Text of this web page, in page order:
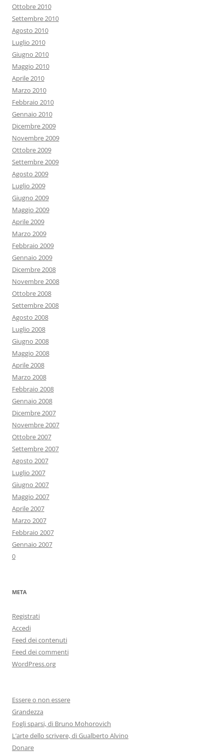
Ottobre 2010
Settembre 2010
Agosto 2010
Luglio 2010
Giugno 2010
Maggio 2010
Aprile 2010
Marzo 2010
Febbraio 2010
Gennaio 2010
Dicembre 2009
Novembre 2009
Ottobre 2009
Settembre 2009
Agosto 2009
Luglio 2009
Giugno 2009
Maggio 2009
Aprile 2009
Marzo 2009
Febbraio 2009
Gennaio 2009
Dicembre 2008
Novembre 2008
Ottobre 2008
Settembre 2008
Agosto 2008
Luglio 2008
Giugno 2008
Maggio 2008
Aprile 2008
Marzo 2008
Febbraio 2008
Gennaio 2008
Dicembre 2007
Novembre 2007
Ottobre 2007
Settembre 2007
Agosto 2007
Luglio 2007
Giugno 2007
Maggio 2007
Aprile 2007
Marzo 2007
Febbraio 2007
Gennaio 2007
0
META
Registrati
Accedi
Feed dei contenuti
Feed dei commenti
WordPress.org
Essere o non essere
Grandezza
Fogli sparsi, di Bruno Mohorovich
L’arte dello scrivere, di Gualberto Alvino
Donare